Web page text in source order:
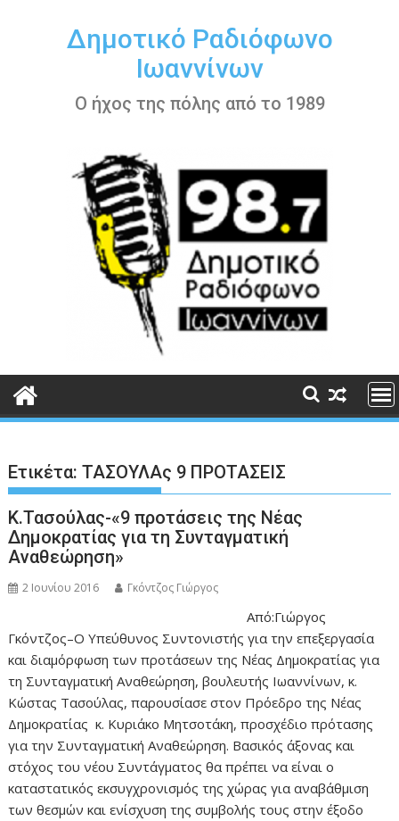
περιεχόμενοΔημοτικό Ραδιόφωνο
Ιωαννίνων
Ο ήχος της πόλης από το 1989
Ετικέτα:ΤΑΣΟΥΛΑς 9 ΠΡΟΤΑΣΕΙΣ
Κ.Τασούλας-«9 προτάσεις της Νέας
Δημοκρατίας για τη Συνταγματική
Αναθεώρηση»
2 Ιουνίου 2016 Γκόντζος Γιώργος
Από:Γιώργος
Γκόντζος–Ο Υπεύθυνος Συντονιστής για την επεξεργασία
και διαμόρφωση των προτάσεων της Νέας Δημοκρατίας για
τη Συνταγματική Αναθεώρηση, βουλευτής Ιωαννίνων, κ.
Κώστας Τασούλας, παρουσίασε στον Πρόεδρο της Νέας
Δημοκρατίας κ. Κυριάκο Μητσοτάκη, προσχέδιο πρότασης
για την Συνταγματική Αναθεώρηση. Βασικός άξονας και
στόχος του νέου Συντάγματος θα πρέπει να είναι ο
καταστατικός εκσυγχρονισμός της χώρας για αναβάθμιση
των θεσμών και ενίσχυση της συμβολής τους στην έξοδο